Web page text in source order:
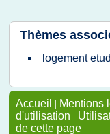
Thèmes
logement
Accueil | Mentions
d'utilisation |
de cette page